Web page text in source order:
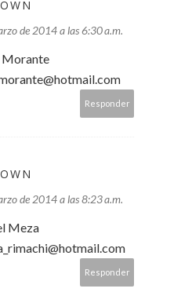
de 2014 a las 6:30 a.m.
Morante
Responder
de 2014 a las 8:23 a.m.
Meza
Responder